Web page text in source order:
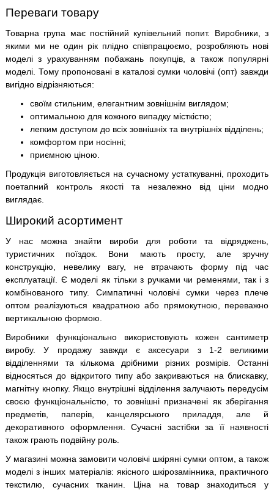
Переваги товару
Товарна група має постійний купівельний попит. Виробники, з
якими ми не один рік плідно співпрацюємо, розробляють нові
моделі з урахуванням побажань покупців, а також популярні
моделі. Тому пропоновані в каталозі сумки чоловічі (опт) завжди
вигідно відрізняються:
своїм стильним, елегантним зовнішнім виглядом;
оптимальною для кожного випадку місткістю;
легким доступом до всіх зовнішніх та внутрішніх відділень;
комфортом при носінні;
приємною ціною.
Продукція виготовляється на сучасному устаткуванні, проходить
поетапний контроль якості та незалежно від ціни модно
виглядає.
Широкий асортимент
У нас можна знайти вироби для роботи та відряджень,
туристичних поїздок. Вони мають просту, але зручну
конструкцію, невелику вагу, не втрачають форму під час
експлуатації. Є моделі як тільки з ручками чи ременями, так і з
комбінованого типу. Симпатичні чоловічі сумки через плече
оптом реалізуються квадратною або прямокутною, переважно
вертикальною формою.
Виробники функціонально використовують кожен сантиметр
виробу. У продажу завжди є аксесуари з 1-2 великими
відділеннями та кількома дрібними різних розмірів. Останні
відносяться до відкритого типу або закриваються на блискавку,
магнітну кнопку. Якщо внутрішні відділення залучають передусім
своєю функціональністю, то зовнішні призначені як зберігання
предметів, паперів, канцелярського приладдя, але й
декоративного оформлення. Сучасні застібки за її наявності
також грають подвійну роль.
У магазині можна замовити чоловічі шкіряні сумки оптом, а також
моделі з інших матеріалів: якісного шкірозамінника, практичного
текстилю, сучасних тканин. Ціна на товар знаходиться у